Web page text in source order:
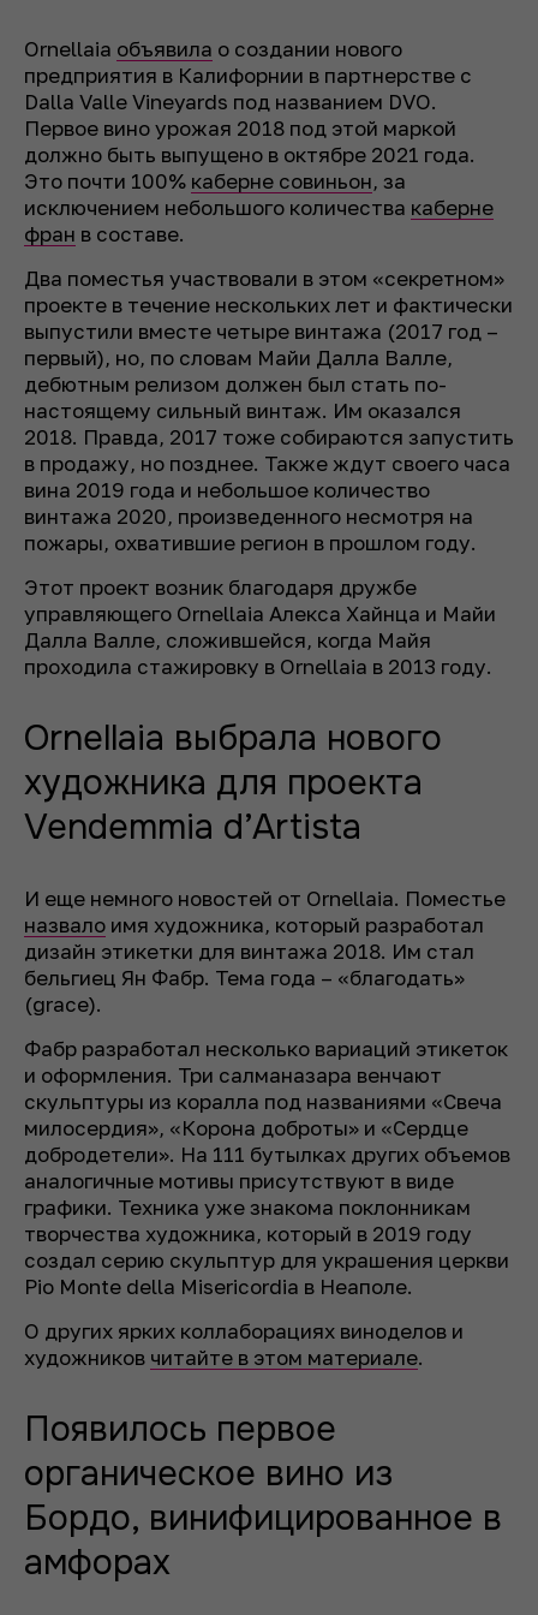
Ornellaia объявила о создании нового
предприятия в Калифорнии в партнерстве с
Dalla Valle Vineyards под названием DVO.
Первое вино урожая 2018 под этой маркой
должно быть выпущено в октябре 2021 года.
Это почти 100% каберне совиньон, за
исключением небольшого количества каберне
фран в составе.
Два поместья участвовали в этом «секретном»
проекте в течение нескольких лет и фактически
выпустили вместе четыре винтажа (2017 год –
первый), но, по словам Майи Далла Валле,
дебютным релизом должен был стать по-
настоящему сильный винтаж. Им оказался
2018. Правда, 2017 тоже собираются запустить
в продажу, но позднее. Также ждут своего часа
вина 2019 года и небольшое количество
винтажа 2020, произведенного несмотря на
пожары, охватившие регион в прошлом году.
Этот проект возник благодаря дружбе
управляющего Ornellaia Алекса Хайнца и Майи
Далла Валле, сложившейся, когда Майя
проходила стажировку в Ornellaia в 2013 году.
Ornellaia выбрала нового
художника для проекта
Vendemmia d’Artista
И еще немного новостей от Ornellaia. Поместье
назвало имя художника, который разработал
дизайн этикетки для винтажа 2018. Им стал
бельгиец Ян Фабр. Тема года – «благодать»
(grace).
Фабр разработал несколько вариаций этикеток
и оформления. Три салманазара венчают
скульптуры из коралла под названиями «Свеча
милосердия», «Корона доброты» и «Сердце
добродетели». На 111 бутылках других объемов
аналогичные мотивы присутствуют в виде
графики. Техника уже знакома поклонникам
творчества художника, который в 2019 году
создал серию скульптур для украшения церкви
Pio Monte della Misericordiа в Неаполе.
О других ярких коллаборациях виноделов и
художников читайте в этом материале.
Появилось первое
органическое вино из
Бордо, винифицированное в
амфорах